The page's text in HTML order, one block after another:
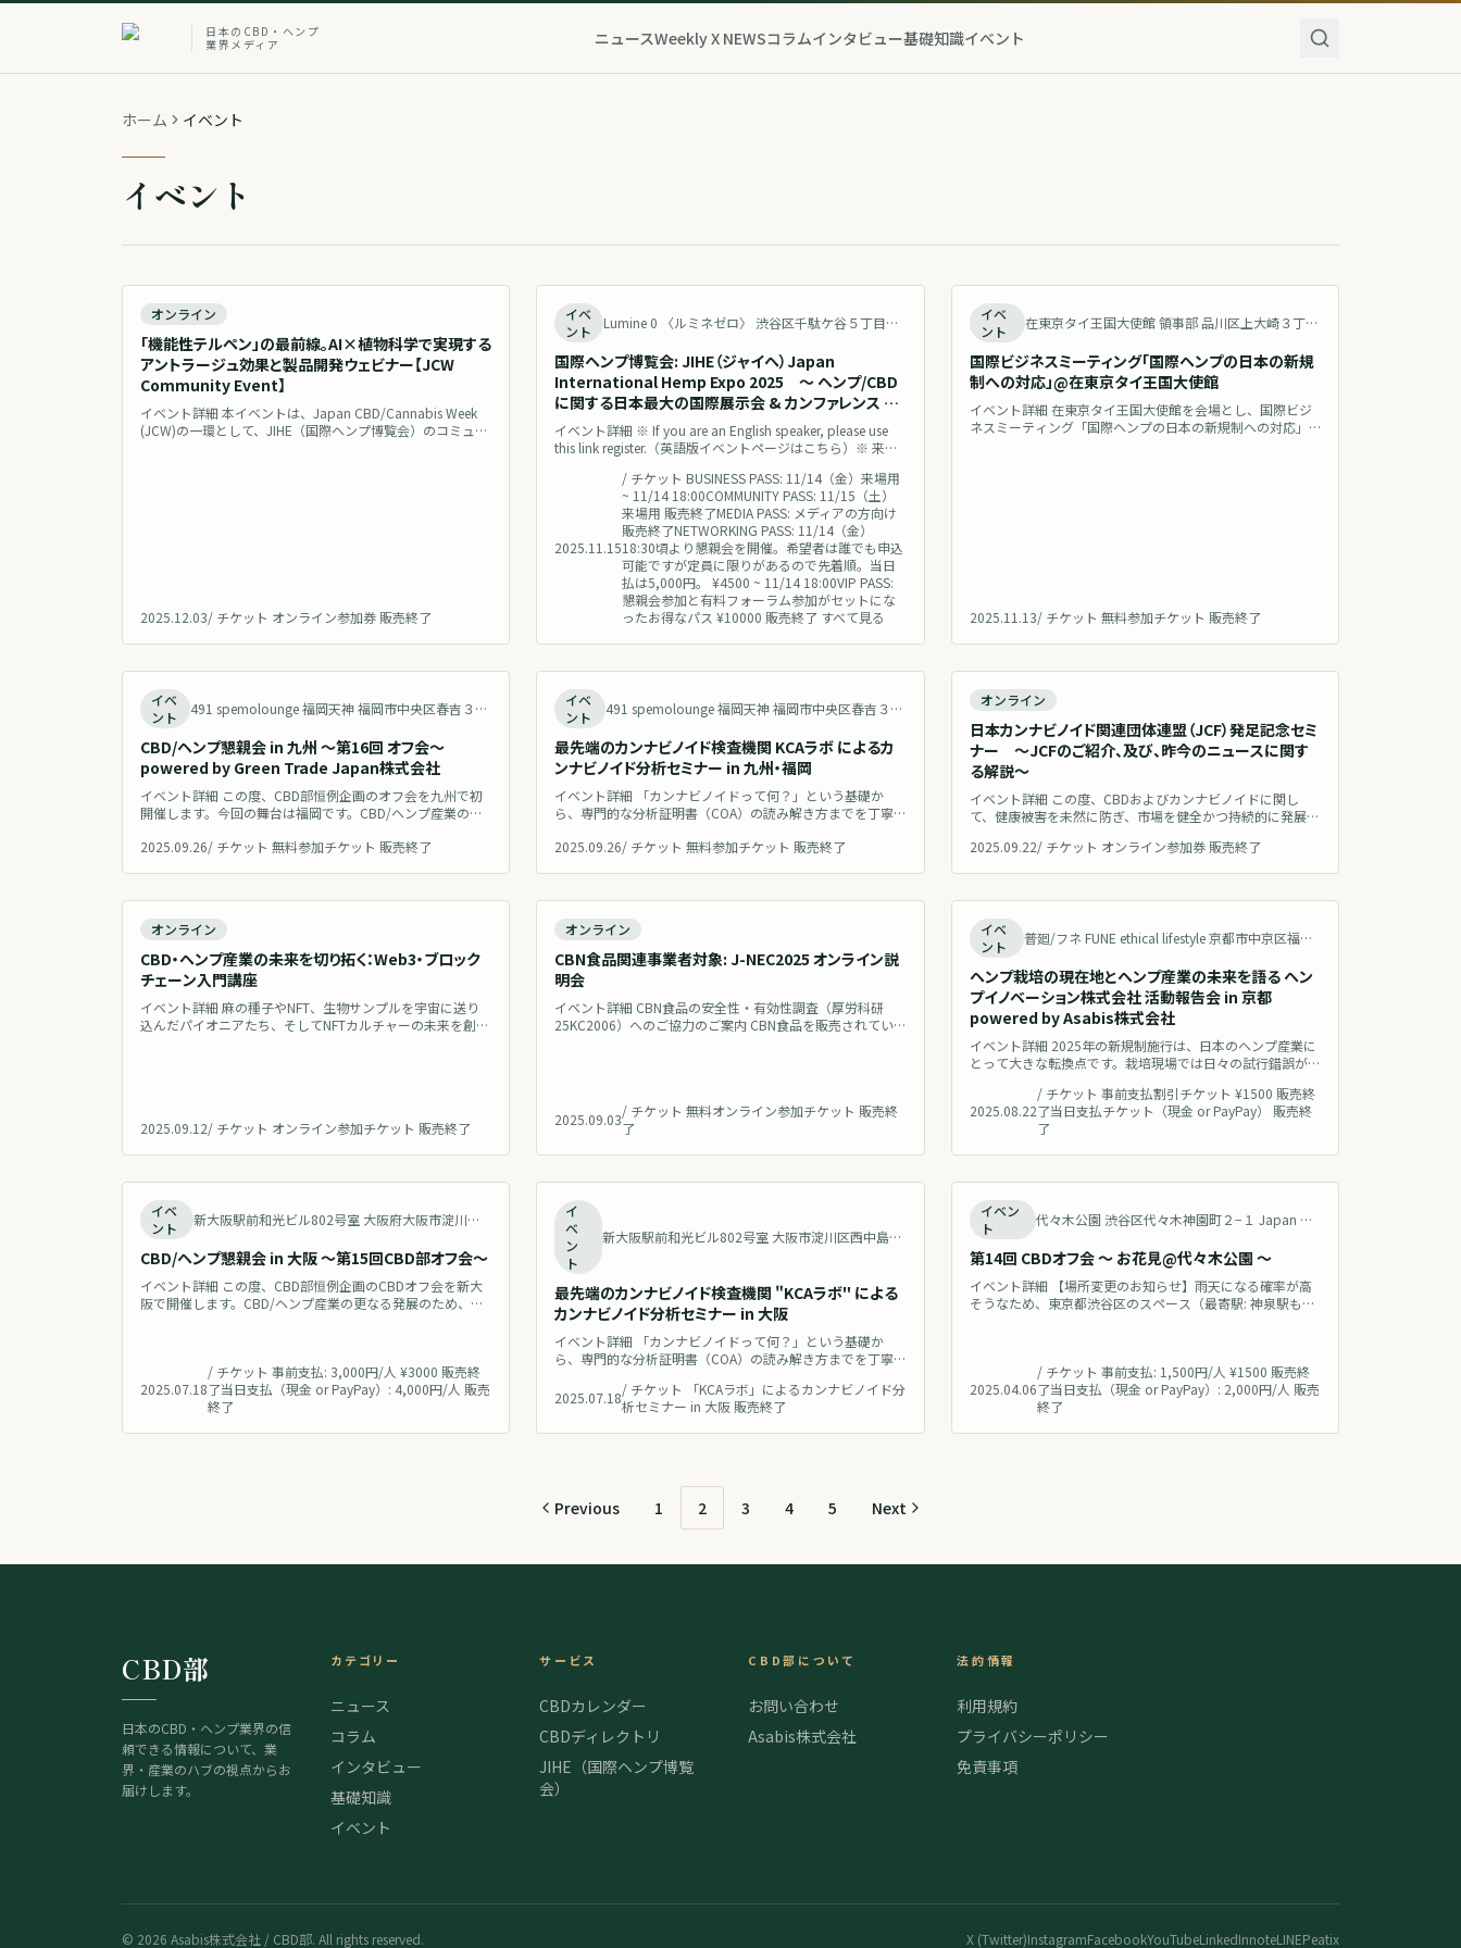
日本のCBD・ヘンプ
業界メディア
ニュースWeekly X NEWSコラムインタビュー基礎知識イベント
ホーム イベント
イベント
オンライン
「機能性テルペン」の最前線。AI×植物科学で実現する
アントラージュ効果と製品開発ウェビナー【JCW
Community Event】
イベント詳細 本イベントは、Japan CBD/Cannabis Week
(JCW)の一環として、JIHE（国際ヘンプ博覧会）のコミュニ
2025.12.03/ チケット オンライン参加券 販売終了
イベ
ント
Lumine 0 〈ルミネゼロ〉 渋谷区千駄ケ谷５丁目２４−５５ NEWoMan Shinjuku 5F Japan 地図を見る
国際ヘンプ博覧会: JIHE（ジャイヘ）Japan
International Hemp Expo 2025 〜 ヘンプ/CBD
に関する日本最大の国際展示会 & カンファレンス @
JR新宿駅直結 〜
イベント詳細 ※ If you are an English speaker, please use
this link register.（英語版イベントページはこちら）※ 来場
により、日本は「ヘンプ産業元年」として歴史的な転換点
を迎えます。この記念すべきタイミングにおいて、これまで
業界において親しまれてきたCBDの体験型展示会「C
2025.11.15
/ チケット BUSINESS PASS: 11/14（金）来場用
~ 11/14 18:00COMMUNITY PASS: 11/15（土）
来場用 販売終了MEDIA PASS: メディアの方向け
販売終了NETWORKING PASS: 11/14（金）
18:30頃より懇親会を開催。希望者は誰でも申込
可能ですが定員に限りがあるので先着順。当日
払は5,000円。 ¥4500 ~ 11/14 18:00VIP PASS:
懇親会参加と有料フォーラム参加がセットにな
ったお得なパス ¥10000 販売終了 すべて見る
イベ
ント
在東京タイ王国大使館 領事部 品川区上大崎３丁目１４−６ Japan 地図を見る
国際ビジネスミーティング「国際ヘンプの日本の新規
制への対応」@在東京タイ王国大使館
イベント詳細 在東京タイ王国大使館を会場とし、国際ビジ
ネスミーティング「国際ヘンプの日本の新規制への対応」
2025.11.13/ チケット 無料参加チケット 販売終了
イベ
ント
491 spemolounge 福岡天神 福岡市中央区春吉３丁目２１−８ 春野南ビル 2f Japan 地図を見る
CBD/ヘンプ懇親会 in 九州 〜第16回 オフ会〜
powered by Green Trade Japan株式会社
イベント詳細 この度、CBD部恒例企画のオフ会を九州で初
開催します。今回の舞台は福岡です。CBD/ヘンプ産業の更
ばらんに語り合い情報交換・交流・議論するための交流会
なコラボ連携やお取引、新ブランド立ち上げのきっかけを
得たという声
2025.09.26/ チケット 無料参加チケット 販売終了
イベ
ント
491 spemolounge 福岡天神 福岡市中央区春吉３丁目２１−８ 春野南ビル 2f Japan 地図を見る
最先端のカンナビノイド検査機関 KCAラボ によるカ
ンナビノイド分析セミナー in 九州・福岡
イベント詳細 「カンナビノイドって何？」という基礎か
ら、専門的な分析証明書（COA）の読み解き方までを丁寧
ても必見の内容です。 CBDビジネスの要となるCOAを、“添
ータを用いて、各検査項目の科学的背景や最新の国内法規制
を分かりやすく解
2025.09.26/ チケット 無料参加チケット 販売終了
オンライン
日本カンナビノイド関連団体連盟（JCF）発足記念セミ
ナー 〜JCFのご紹介、及び、昨今のニュースに関す
る解説〜
イベント詳細 この度、CBDおよびカンナビノイドに関し
て、健康被害を未然に防ぎ、市場を健全かつ持続的に発展さ
ンナビノイド関連団体連盟（Japan Cannabinoid
様にご報告するものです。JCFが目指す未来や、事業
2025.09.22/ チケット オンライン参加券 販売終了
オンライン
CBD・ヘンプ産業の未来を切り拓く：Web3・ブロック
チェーン入門講座
イベント詳細 麻の種子やNFT、生物サンプルを宇宙に送り
込んだパイオニアたち、そしてNFTカルチャーの未来を創造
す。Web3は
2025.09.12/ チケット オンライン参加チケット 販売終了
オンライン
CBN食品関連事業者対象: J-NEC2025 オンライン説
明会
イベント詳細 CBN食品の安全性・有効性調査（厚労科研
25KC2006）へのご協力のご案内 CBN食品を販売されてい
45分程度です。
2025.09.03/ チケット 無料オンライン参加チケット 販売終
了
イベ
ント
普廻/フネ FUNE ethical lifestyle 京都市中京区福屋町７１７−１ Japan 地図を見る
ヘンプ栽培の現在地とヘンプ産業の未来を語る ヘン
プイノベーション株式会社 活動報告会 in 京都
powered by Asabis株式会社
イベント詳細 2025年の新規制施行は、日本のヘンプ産業に
とって大きな転換点です。栽培現場では日々の試行錯誤が続
ルには確かな手応えがあります。 本報告会では、これまで
の活動成果と、現場で直面しているリアルな課題、今後の
展望を共有します。栽培現場の「今」を、できるだけ臨場感
2025.08.22
/ チケット 事前支払割引チケット ¥1500 販売終
了当日支払チケット（現金 or PayPay） 販売終
了
イベ
ント
新大阪駅前和光ビル802号室 大阪府大阪市淀川区西中島7丁目6−12 Japan 地図を見る
CBD/ヘンプ懇親会 in 大阪 ～第15回CBD部オフ会～
イベント詳細 この度、CBD部恒例企画のCBDオフ会を新大
阪で開催します。CBD/ヘンプ産業の更なる発展のため、
が、これまでのCBDオフ会を通じて、新たなコラボ連携や、
CBD新ブランド立ち上げのきっかけを得たという声も多数
伺っておりま
2025.07.18
/ チケット 事前支払: 3,000円/人 ¥3000 販売終
了当日支払（現金 or PayPay）: 4,000円/人 販売
終了
イ
ベ
ン
ト
新大阪駅前和光ビル802号室 大阪市淀川区西中島7丁目6−12 新大阪駅前和光ビル802号室 Japan 地図を見る
最先端のカンナビノイド検査機関 "KCAラボ" による
カンナビノイド分析セミナー in 大阪
イベント詳細 「カンナビノイドって何？」という基礎か
ら、専門的な分析証明書（COA）の読み解き方までを丁寧
ても必見の内容です。 CBDビジネスの要となるCOAを、“添
付資料”から“売上とブランドを左右する戦略ツール”へと変
2025.07.18/ チケット 「KCAラボ」によるカンナビノイド分
析セミナー in 大阪 販売終了
イベン
ト
代々木公園 渋谷区代々木神園町２−１ Japan 地図を見る
第14回 CBDオフ会 〜 お花見@代々木公園 〜
イベント詳細 【場所変更のお知らせ】雨天になる確率が高
そうなため、東京都渋谷区のスペース（最寄駅: 神泉駅もし
トカレンダー2025連携企画として、「第14回 CBDオフ会 お
花見編」を開催いたします！CBD/カンナビノイド/ヘ
2025.04.06
/ チケット 事前支払: 1,500円/人 ¥1500 販売終
了当日支払（現金 or PayPay）: 2,000円/人 販売
終了
Previous 1 2 3 4 5 Next
CBD部
日本のCBD・ヘンプ業界の信
頼できる情報について、業
界・産業のハブの視点からお
届けします。
カテゴリー
ニュース
コラム
インタビュー
基礎知識
イベント
サービス
CBDカレンダー
CBDディレクトリ
JIHE（国際ヘンプ博覧
会）
CBD部について
お問い合わせ
Asabis株式会社
法的情報
利用規約
プライバシーポリシー
免責事項
© 2026 Asabis株式会社 / CBD部. All rights reserved. X (Twitter)InstagramFacebookYouTubeLinkedInnoteLINEPeatix